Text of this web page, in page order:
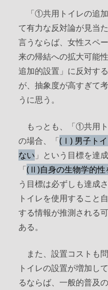
「①共用トイレの追
て有力な反対論が見当
言うならば、女性スペ
来の帰結への拡大可能
追加的設置」に反対す
が、抽象度が高すぎて
うに思う。
もっとも、「①共用
の場合、「(Ⅰ) 男子ト
ない 」という目標を達
「(Ⅱ)自身の生物学的性
う目標は必ずしも達成
トイレを使用すること
する情報が推測される
ある。
また、設置コストも
トイレの設置が増加し
るならば、一般的普及